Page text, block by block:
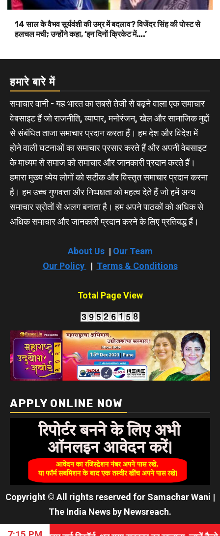
14 साल के वैभव सूर्यवंशी की उम्र में बदलाव? विजेंदर सिंह की पोस्ट से
हलचल मची; उन्होंने कहा, ‘इन दिनों क्रिकेट में….’
हमारे बारे में
समाचार वानी - यह भारत का सबसे तेजी से बढ़ने वाला एक समाचार
वेबसाइट हैं जो राजनीति, व्यापार, मनोरंजन, खेल और सामाजिक मुद्दों
से संबंधित ताजा समाचार प्रदान करता हैं। हम देश और विदेश में
होने वाली घटनाओं का समाचार प्रसार करते हैं और अपनी वेबसाइट
के माध्यम से समाज को समाचार और जानकारी प्रदान करते हैं।
हमारा मुख्य ध्येय लोगों को सटीक और विस्तृत समाचार प्रदान करना
है। हम उच्च गुणवत्ता और निष्पक्षता को महत्व देते हैं जो हमें अन्य
समाचार स्रोतों से अलग बनाता है। हम अपने पाठकों को अधिक से
अधिक समाचार और जानकारी प्रदान करने के लिए प्रतिबद्ध हैं।
About Us| Our Team
Our Policy
| Terms & Conditions
Total Page View
APPLY ONLINE NOW
Copyright © All rights reserved for Samachar Wani |
The India News by Newsreach.